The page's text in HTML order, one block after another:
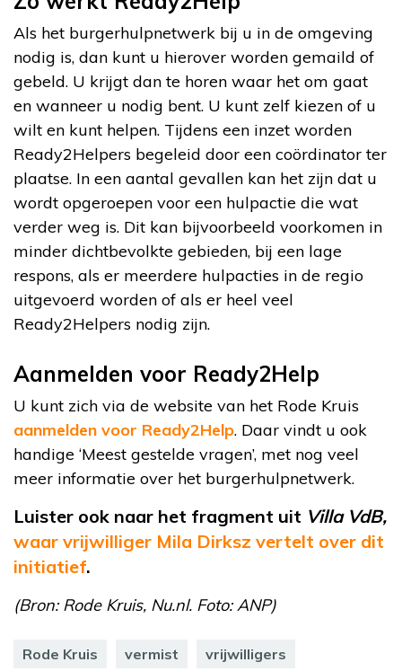
Als het burgerhulpnetwerk bij u in de omgeving
nodig is, dan kunt u hierover worden gemaild of
gebeld. U krijgt dan te horen waar het om gaat
en wanneer u nodig bent. U kunt zelf kiezen of u
wilt en kunt helpen. Tijdens een inzet worden
Ready2Helpers begeleid door een coördinator ter
plaatse. In een aantal gevallen kan het zijn dat u
wordt opgeroepen voor een hulpactie die wat
verder weg is. Dit kan bijvoorbeeld voorkomen in
minder dichtbevolkte gebieden, bij een lage
respons, als er meerdere hulpacties in de regio
uitgevoerd worden of als er heel veel
Ready2Helpers nodig zijn.
Aanmelden voor Ready2Help
U kunt zich via de website van het Rode Kruis
aanmelden voor Ready2Help. Daar vindt u ook
handige ‘Meest gestelde vragen’, met nog veel
meer informatie over het burgerhulpnetwerk.
Luister ook naar het fragment uit Villa VdB,
waar vrijwilliger Mila Dirksz vertelt over dit
initiatief.
(Bron: Rode Kruis, Nu.nl. Foto: ANP)
Rode Kruis vermist vrijwilligers